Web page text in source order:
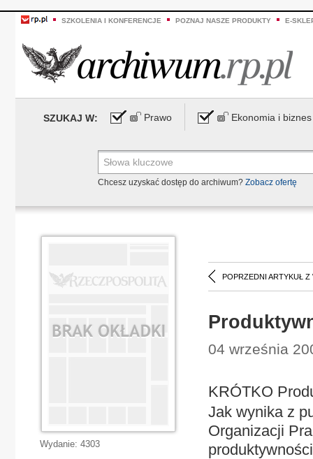
SZKOLENIA I KONFERENCJE POZNAJ NASZE PRODUKTY E-
SZUKAJ W: Prawo Ekonomia i biznes
Chcesz uzyskać dostęp do archiwum? Zobacz ofertę
POPRZEDNI ARTYKUŁ Z
04 września
KRÓTKO
Jak wynika z
Organizacji
Wydanie: 4303